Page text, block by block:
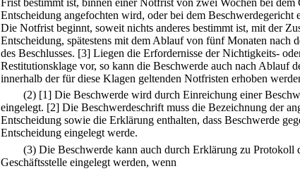
Frist bestimmt ist, binnen einer Notfrist von zwei Wochen bei dem
Entscheidung angefochten wird, oder bei dem Beschwerdegericht
Die Notfrist beginnt, soweit nichts anderes bestimmt ist, mit der
Entscheidung, spätestens mit dem Ablauf von fünf Monaten nach
des Beschlusses. [3] Liegen die Erfordernisse der Nichtigkeits-
Restitutionsklage vor, so kann die Beschwerde auch nach Ablauf
innerhalb der für diese Klagen geltenden Notfristen erhoben
(2) [1] Die Beschwerde wird durch Einreichung einer
eingelegt. [2] Die Beschwerdeschrift muss die Bezeichnung der
Entscheidung sowie die Erklärung enthalten, dass Beschwerde
Entscheidung eingelegt werde.
(3) Die Beschwerde kann auch durch Erklärung zu Protokoll
Geschäftsstelle eingelegt werden, wenn